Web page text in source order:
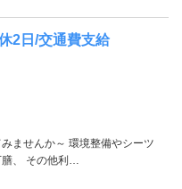
2日/交通費支給
ませんか～ 環境整備やシーツ
、 その他利…